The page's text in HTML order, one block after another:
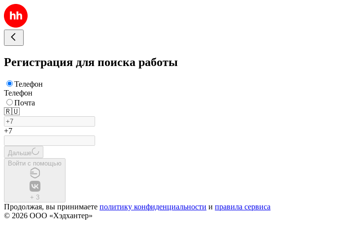
Регистрация для поиска работы
Телефон
Телефон
Почта
🇷🇺
+7
Дальше
Войти с помощью
+ 3
Продолжая, вы принимаете политику конфиденциальности и правила сервиса
© 2026 ООО «Хэдхантер»